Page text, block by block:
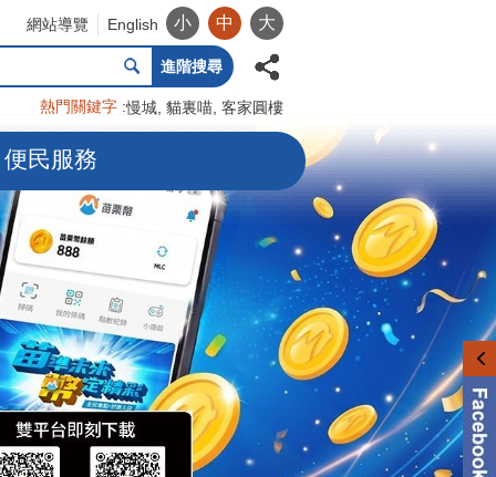
網站導覽 English 小 中 大
進階搜尋
熱門關鍵字 慢城 貓裏喵 客家圓樓
便民服務